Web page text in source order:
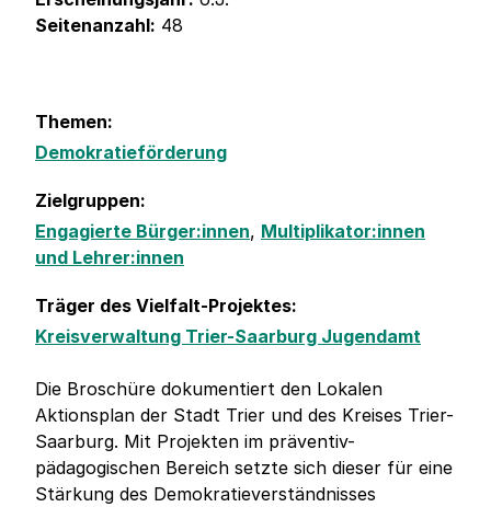
Seitenanzahl: 48
Themen:
Demokratieförderung
Zielgruppen:
Engagierte Bürger:innen, Multiplikator:innen
und Lehrer:innen
Träger des Vielfalt-Projektes:
Kreisverwaltung Trier-Saarburg Jugendamt
Die Broschüre dokumentiert den Lokalen
Aktionsplan der Stadt Trier und des Kreises Trier-
Saarburg. Mit Projekten im präventiv-
pädagogischen Bereich setzte sich dieser für eine
Stärkung des Demokratieverständnisses